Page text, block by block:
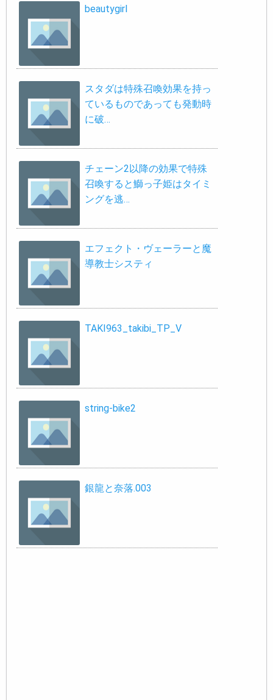
beautygirl
スタダは特殊召喚効果を持っ
ているものであっても発動時
に破…
チェーン2以降の効果で特殊
召喚すると鰤っ子姫はタイミ
ングを逃…
エフェクト・ヴェーラーと魔
導教士システィ
TAKI963_takibi_TP_V
string-bike2
銀龍と奈落.003